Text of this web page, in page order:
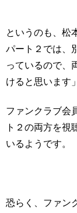
というのも、松
パート２では、
っているので、
けると思います
ファンクラブ会
ト２の両方を視
いるようです。
恐らく、ファン